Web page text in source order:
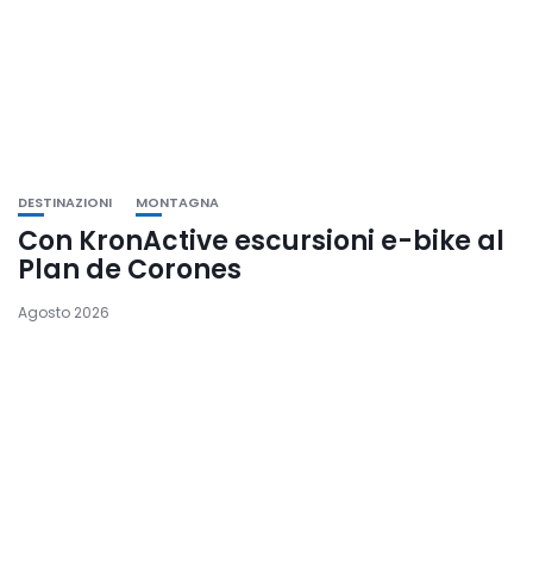
DESTINAZIONI MONTAGNA
Con KronActive escursioni e-bike al
Plan de Corones
Agosto 2026